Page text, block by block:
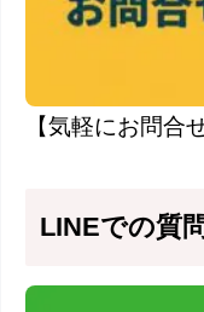
【気軽にお問合
LINEでの質